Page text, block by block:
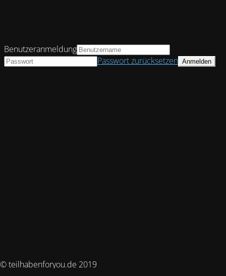
© teilhabenforyou.de 2019
Benutzeranmeldung
Passwort zurücksetzen